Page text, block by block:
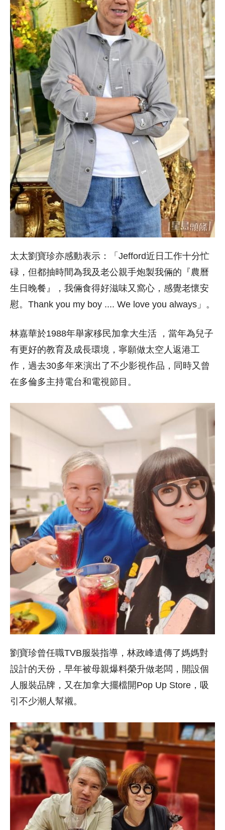
太太劉寶珍亦感動表示：「Jefford近日工作十分忙
碌，但都抽時間為我及老公親手炮製我倆的『農曆
生日晚餐』，我倆食得好滋味又窩心，感覺老懷安
慰。Thank you my boy .... We love you always」。
林嘉華於1988年舉家移民加拿大生活 ，當年為兒子
有更好的教育及成長環境，寧願做太空人返港工
作，過去30多年來演出了不少影視作品，同時又曾
在多倫多主持電台和電視節目。
劉寶珍曾任職TVB服裝指導，林政峰遺傳了媽媽對
設計的天份，早年被母親爆料榮升做老闆，開設個
人服裝品牌，又在加拿大擺檔開Pop Up Store，吸
引不少潮人幫襯。